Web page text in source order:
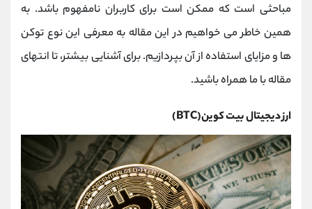
مباحثی است که ممکن است برای کاربران نامفهوم باشد. به
همین خاطر می خواهیم در این مقاله به معرفی این نوع توکن
ها و مزایای استفاده از آن بپردازیم. برای آشنایی بیشتر، تا انتهای
مقاله با ما همراه باشید.
ارز دیجیتال بیت کوین(BTC)